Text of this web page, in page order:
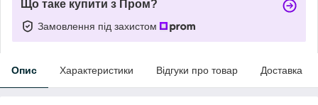
Що таке купити з Пром?
Замовлення під захистом
Опис Характеристики Відгуки про товар Доставка